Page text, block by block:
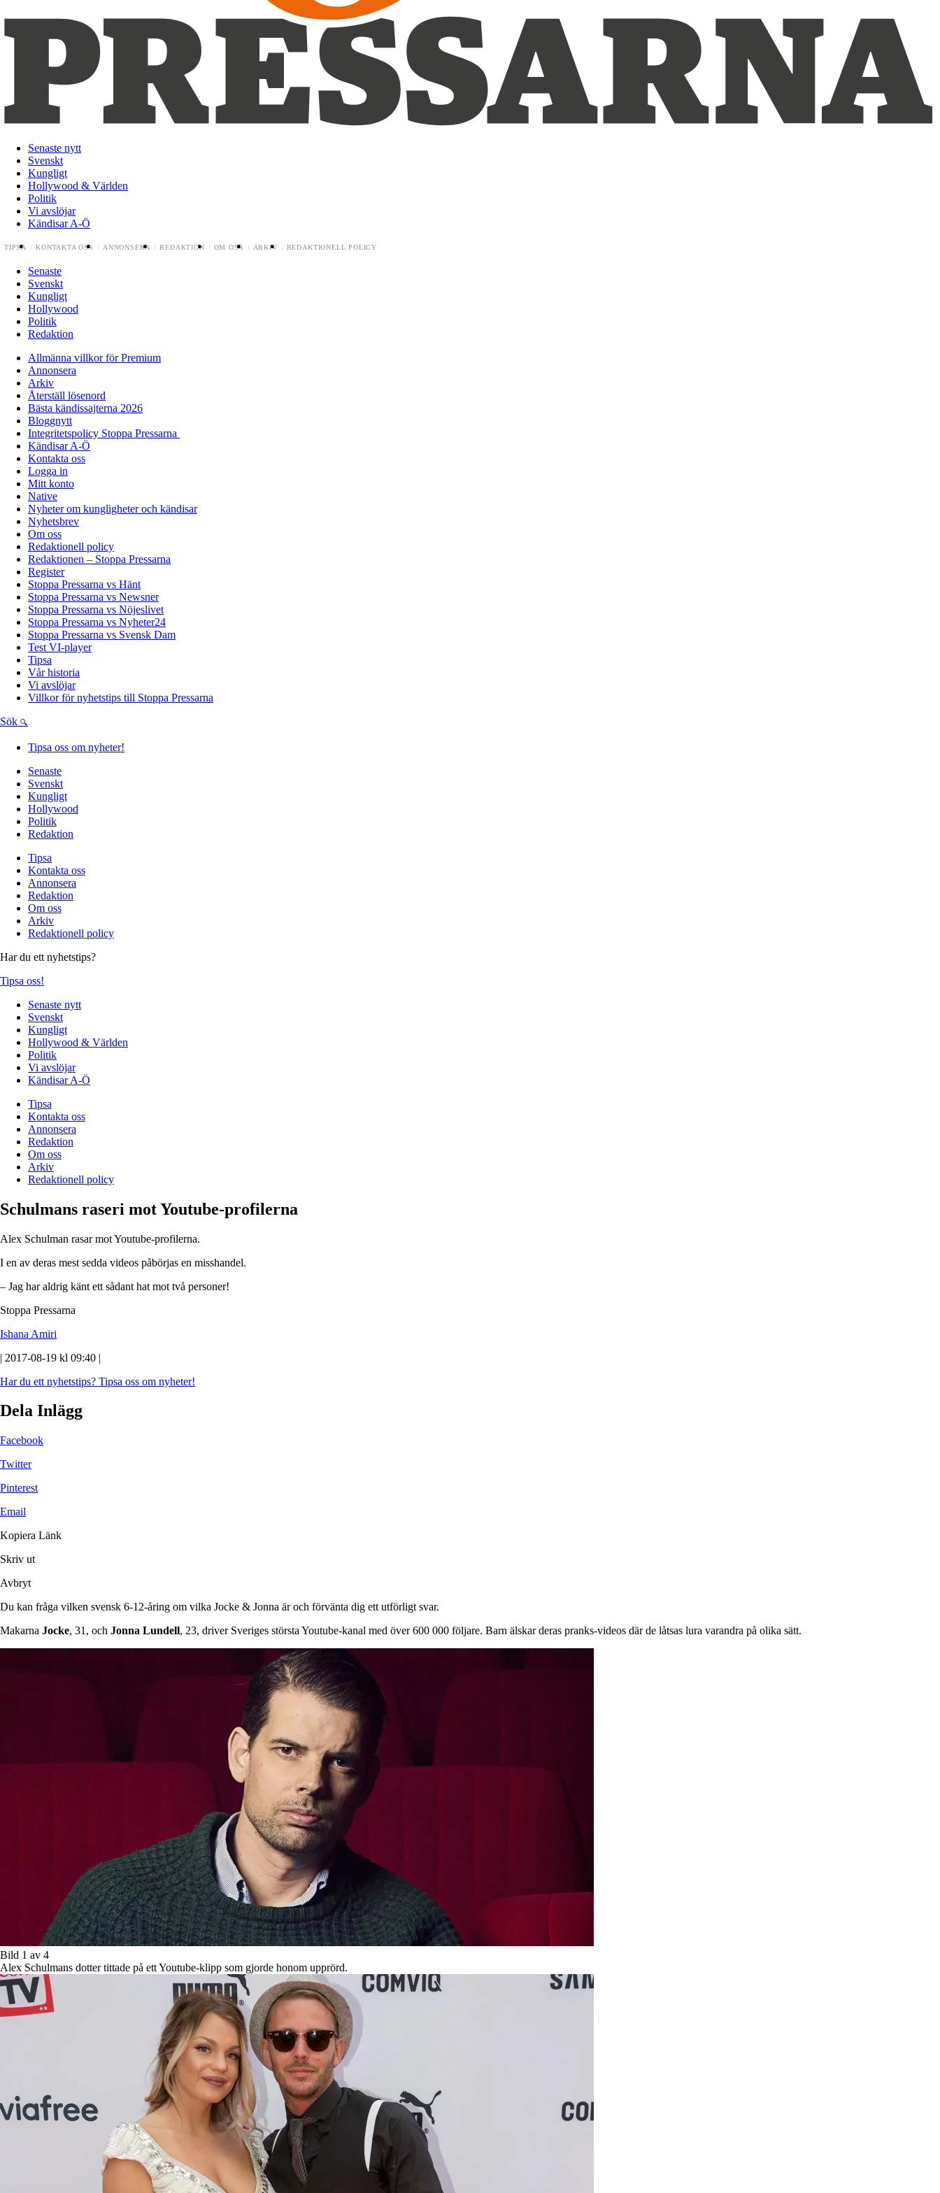
Senaste nytt
Svenskt
Kungligt
Hollywood & Världen
Politik
Vi avslöjar
Kändisar A-Ö
TIPSA KONTAKTA OSS ANNONSERA REDAKTION OM OSS ARKIV REDAKTIONELL POLICY
Senaste
Svenskt
Kungligt
Hollywood
Politik
Redaktion
Allmänna villkor för Premium
Annonsera
Arkiv
Återställ lösenord
Bästa kändissajterna 2026
Bloggnytt
Integritetspolicy Stoppa Pressarna
Kändisar A-Ö
Kontakta oss
Logga in
Mitt konto
Native
Nyheter om kungligheter och kändisar
Nyhetsbrev
Om oss
Redaktionell policy
Redaktionen – Stoppa Pressarna
Register
Stoppa Pressarna vs Hänt
Stoppa Pressarna vs Newsner
Stoppa Pressarna vs Nöjeslivet
Stoppa Pressarna vs Nyheter24
Stoppa Pressarna vs Svensk Dam
Test VI-player
Tipsa
Vår historia
Vi avslöjar
Villkor för nyhetstips till Stoppa Pressarna
Sök
Tipsa oss om nyheter!
Senaste
Svenskt
Kungligt
Hollywood
Politik
Redaktion
Tipsa
Kontakta oss
Annonsera
Redaktion
Om oss
Arkiv
Redaktionell policy
Har du ett nyhetstips?
Tipsa oss!
Senaste nytt
Svenskt
Kungligt
Hollywood & Världen
Politik
Vi avslöjar
Kändisar A-Ö
Tipsa
Kontakta oss
Annonsera
Redaktion
Om oss
Arkiv
Redaktionell policy
Schulmans raseri mot Youtube-profilerna
Alex Schulman rasar mot Youtube-profilerna.
I en av deras mest sedda videos påbörjas en misshandel.
– Jag har aldrig känt ett sådant hat mot två personer!
Stoppa Pressarna
Ishana Amiri
| 2017-08-19 kl 09:40 |
Har du ett nyhetstips? Tipsa oss om nyheter!
Dela Inlägg
Facebook
Twitter
Pinterest
Email
Kopiera Länk
Skriv ut
Avbryt
Du kan fråga vilken svensk 6-12-åring om vilka Jocke & Jonna är och förvänta dig ett utförligt svar.
Makarna Jocke, 31, och Jonna Lundell, 23, driver Sveriges största Youtube-kanal med över 600 000 följare. Barn älskar deras pranks-videos där de låtsas lura varandra på olika sätt.
Bild 1 av 4
Alex Schulmans dotter tittade på ett Youtube-klipp som gjorde honom upprörd.